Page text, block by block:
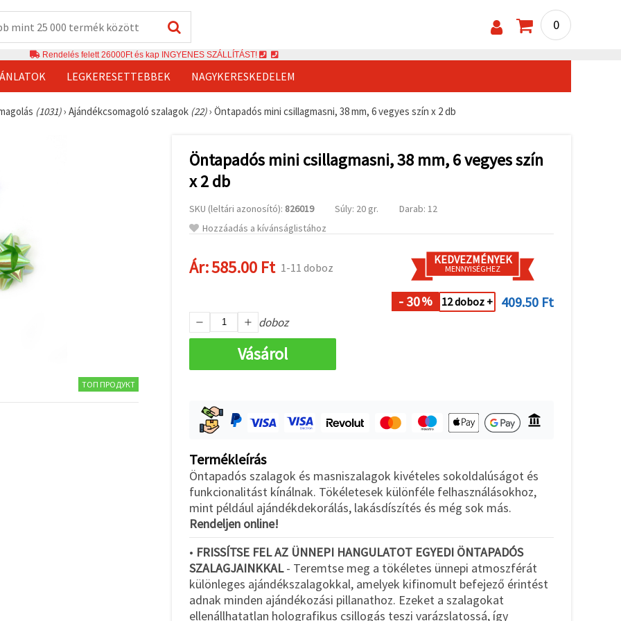
0
Rendelés felett 26000Ft és kap INGYENES SZÁLLÍTÁST!
LEGKERESETTEBBEK NAGYKERESKEDELEM
(1031)› Ajándékcsomagoló szalagok (22)› Öntapadós mini csillagmasni, 38 mm, 6 vegyes szín x 2 db
ТОП ПРОДУКТ
Öntapadós mini csillagmasni, 38 mm, 6 vegyes szín
x 2 db
SKU (leltári azonosító): 826019 Súly: 20 gr.
Darab: 12
Hozzáadás a kívánságlistához
Ár:585.00 Ft 1-11 doboz
KEDVEZMÉNYEK
MENNYISÉGHEZ
- 30% 12 doboz + 409.50 Ft
doboz
Vásárol
Termékleírás
Öntapadós szalagok és masniszalagok kivételes sokoldalúságot és
funkcionalitást kínálnak. Tökéletesek különféle felhasználásokhoz,
mint például ajándékdekorálás, lakásdíszítés és még sok más.
Rendeljen online!
• FRISSÍTSE FEL AZ ÜNNEPI HANGULATOT EGYEDI ÖNTAPADÓS
SZALAGJAINKKAL- Teremtse meg a tökéletes ünnepi atmoszférát
különleges ajándékszalagokkal, amelyek kifinomult befejező érintést
adnak minden ajándékozási pillanathoz. Ezeket a szalagokat
ellenállhatatlan holografikus csillogás teszi varázslatossá, így